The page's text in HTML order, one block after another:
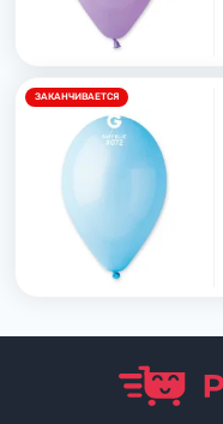
ЗАКАНЧИВАЕТСЯ